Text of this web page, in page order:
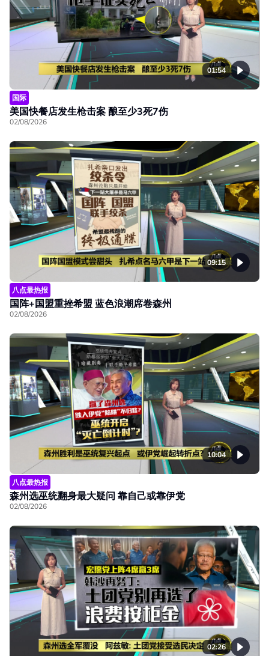
01:54
国际
美国快餐店发生枪击案 酿至少3死7伤
02/08/2026
09:15
八点最热报
国阵+国盟重挫希盟 蓝色浪潮席卷森州
02/08/2026
10:04
八点最热报
森州选巫统翻身最大疑问 靠自己或靠伊党
02/08/2026
02:26